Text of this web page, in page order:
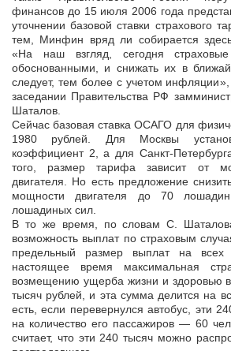
финансов до 15 июля 2006 года
уточнении базовой ставки страхового
тем, Минфин вряд ли собирается
«На наш взгляд, сегодня
обоснованными, и снижать их в
следует, тем более с учетом
заседании Правительства РФ
Шаталов.
Сейчас базовая ставка ОСАГО для
1980 рублей. Для Москвы
коэффициент 2, а для Санкт-
того, размер тарифа зависит от
двигателя. Но есть предложение
мощности двигателя до 70
лошадиных сил.
В то же время, по словам С.
возможность выплат по страховым
предельный размер выплат на
настоящее время максимальная
возмещению ущерба жизни и здоровью
тысяч рублей, и эта сумма делится на
есть, если перевернулся автобус, эти
на количество его пассажиров — 60
считает, что эти 240 тысяч можно